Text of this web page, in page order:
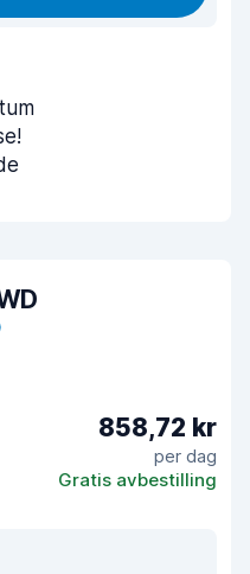
858,72 kr
per dag
Gratis avbestilling